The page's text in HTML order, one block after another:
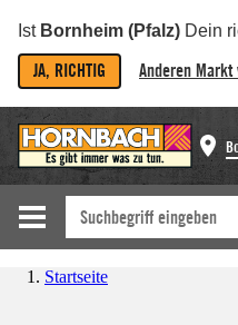
Ist Bornheim (Pfalz) Dein
JA, RICHTIG Anderen Markt
Startseite